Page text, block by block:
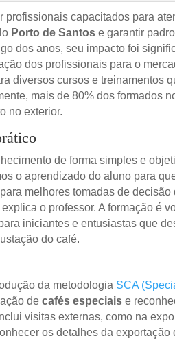
profissionais capacitados para
Porto de Santose garantir
dos anos, seu impacto foi
dos profissionais para o
diversos cursos e treinamentos
mais de 80% dos formados
no exterior.
de forma simples e
o aprendizado do aluno para
melhores tomadas de decisão
o professor. A formação é
iniciantes e entusiastas que
do café.
da metodologia SCA
de cafés especiaise
visitas externas, como na
os detalhes da exportação